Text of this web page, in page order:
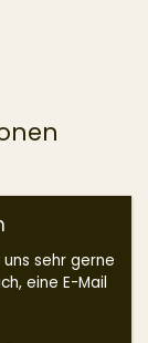
sehr gerne
eine E-Mail